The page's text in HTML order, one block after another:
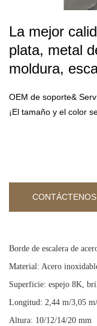
La mejor
plata, metal
moldura,
OEM de soporte&
¡El tamaño y el color
CONTÁCTENOS
Borde de escalera de
Material: Acero
Superficie: espejo 8K,
Longitud: 2,44 m/3,05
Altura: 10/12/14/20 mm